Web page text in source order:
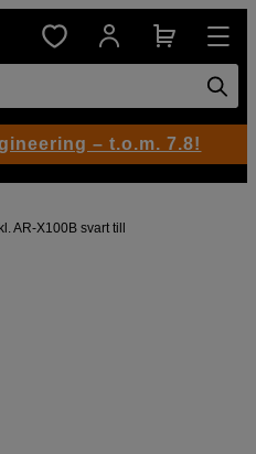
AR-X100B svart till
– t.o.m. 7.8!